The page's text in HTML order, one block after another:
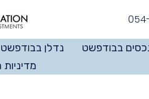
בבודפשט נדלן בבודפשט